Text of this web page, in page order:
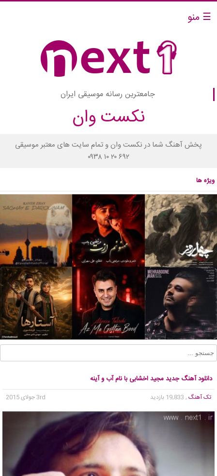
☰ منو
جامعترین رسانه موسیقی ایران
نکست وان
پخش آهنگ شما در نکست وان و تمام سایت های معتبر موسیقی
۰۹۳۸ ۱۰ ۲۰ ۶۹۲
ویژه ها
دانلود آهنگ جدید مجید اخشابی با نام آب و آینه
تک آهنگ , 19,833 بازدید 3rd جولای 2015